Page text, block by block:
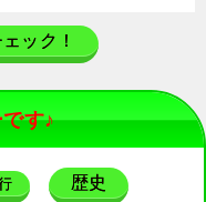
ック！
す♪
歴史